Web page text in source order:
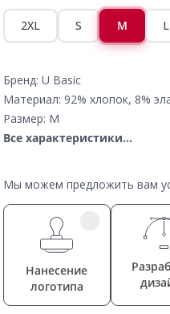
2XL S M L
Бренд: U Basic
Материал: 92% хлопок, 8%
Размер: M
Все характеристики...
Мы можем предложить вам
Нанесение
логотипа